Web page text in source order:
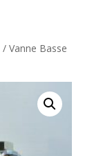
/ Vanne Basse